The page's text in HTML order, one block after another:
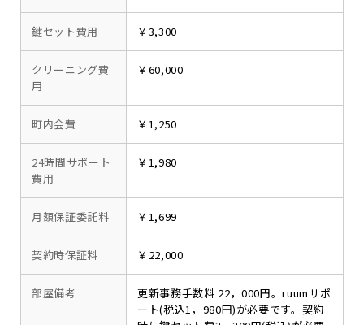
鍵セット費用 ￥3,300
クリーニング費
用
￥60,000
町内会費 ￥1,250
24時間サポート
費用
￥1,980
月額保証委託料 ￥1,699
契約時保証料 ￥22,000
部屋備考
更新事務手数料 22，000円。ruumサポ
ート(税込1，980円)が必要です。契約